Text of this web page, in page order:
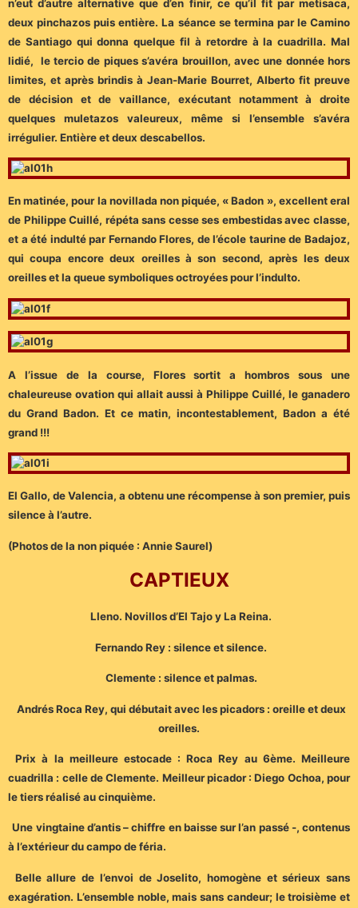
n’eut d’autre alternative que d’en finir, ce qu’il fit par metisaca,
deux pinchazos puis entière. La séance se termina par le Camino
de Santiago qui donna quelque fil à retordre à la cuadrilla. Mal
lidié, le tercio de piques s’avéra brouillon, avec une donnée hors
limites, et après brindis à Jean-Marie Bourret, Alberto fit preuve
de décision et de vaillance, exécutant notamment à droite
quelques muletazos valeureux, même si l’ensemble s’avéra
irrégulier. Entière et deux descabellos.
En matinée, pour la novillada non piquée, « Badon », excellent eral
de Philippe Cuillé, répéta sans cesse ses embestidas avec classe,
et a été indulté par Fernando Flores, de l’école taurine de Badajoz,
qui coupa encore deux oreilles à son second, après les deux
oreilles et la queue symboliques octroyées pour l’indulto.
A l’issue de la course, Flores sortit a hombros sous une
chaleureuse ovation qui allait aussi à Philippe Cuillé, le ganadero
du Grand Badon. Et ce matin, incontestablement, Badon a été
grand !!!
El Gallo, de Valencia, a obtenu une récompense à son premier, puis
silence à l’autre.
(Photos de la non piquée : Annie Saurel)
CAPTIEUX
Lleno. Novillos d’El Tajo y La Reina.
Fernando Rey : silence et silence.
Clemente : silence et palmas.
Andrés Roca Rey, qui débutait avec les picadors : oreille et deux
oreilles.
Prix à la meilleure estocade : Roca Rey au 6ème. Meilleure
cuadrilla : celle de Clemente. Meilleur picador : Diego Ochoa, pour
le tiers réalisé au cinquième.
Une vingtaine d’antis – chiffre en baisse sur l’an passé -, contenus
à l’extérieur du campo de féria.
Belle allure de l’envoi de Joselito, homogène et sérieux sans
exagération. L’ensemble noble, mais sans candeur; le troisième et